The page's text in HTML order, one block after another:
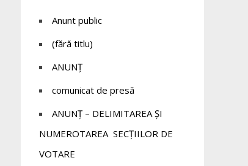
Anunt public
(fără titlu)
ANUNȚ
comunicat de presă
ANUNȚ – DELIMITAREA ȘI
NUMEROTAREA SECȚIILOR DE
VOTARE